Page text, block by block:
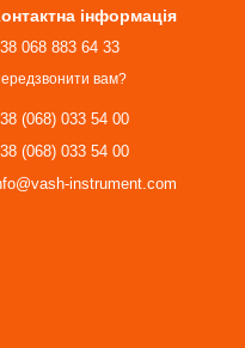
інформація
068 883 64 33
вам?
(068) 033 54 00
(068) 033 54 00
instrument.com